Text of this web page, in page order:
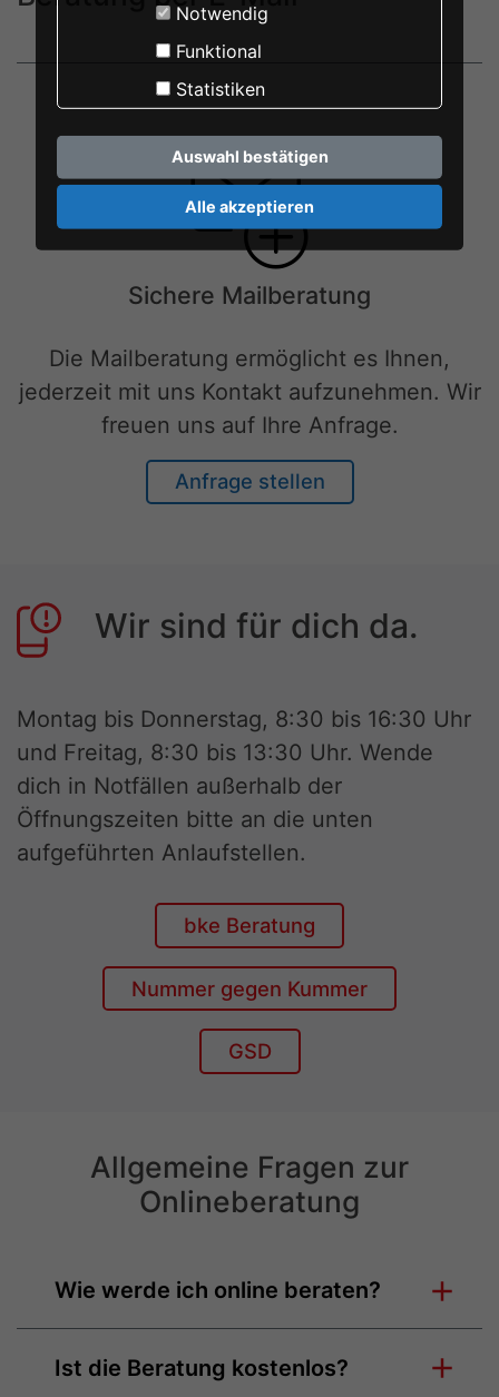
Notwendig
Funktional
Statistiken
Auswahl bestätigen
Alle akzeptieren
Sichere Mailberatung
Die Mailberatung ermöglicht es Ihnen,
jederzeit mit uns Kontakt aufzunehmen. Wir
freuen uns auf Ihre Anfrage.
Anfrage stellen
Wir sind für dich da.
Montag bis Donnerstag, 8:30 bis 16:30 Uhr
und Freitag, 8:30 bis 13:30 Uhr. Wende
dich in Notfällen außerhalb der
Öffnungszeiten bitte an die unten
aufgeführten Anlaufstellen.
bke Beratung
Nummer gegen Kummer
GSD
Allgemeine Fragen zur
Onlineberatung
Wie werde ich online beraten?
Ist die Beratung kostenlos?